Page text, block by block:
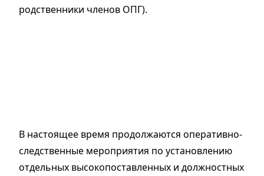
родственники членов ОПГ).
В настоящее время продолжаются оперативно-
следственные мероприятия по установлению
отдельных высокопоставленных и должностных